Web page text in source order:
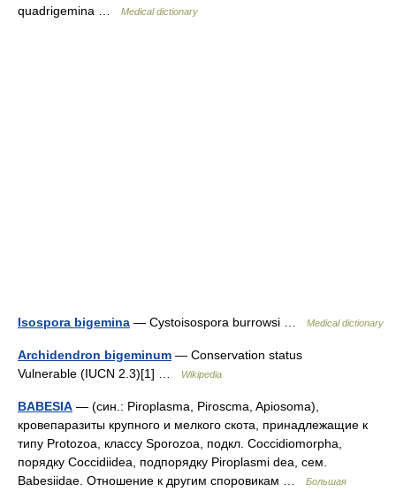
quadrigemina …
Medical dictionary
Isospora bigemina — Cystoisospora burrowsi … Medical dictionary
Archidendron bigeminum — Conservation status
Vulnerable (IUCN 2.3)[1] …
Wikipedia
BABESIA — (син.: Piroplasma, Piroscma, Apiosoma),
кровепаразиты крупного и мелкого скота, принадлежащие к
типу Protozoa, классу Sporozoa, подкл. Coccidiomorpha,
порядку Coccidiidea, подпорядку Piroplasmi dea, сем.
Babesiidae. Отношение к другим споровикам …
Большая